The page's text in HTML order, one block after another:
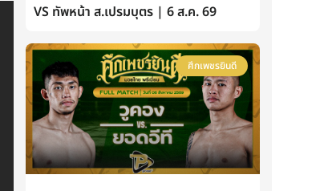
VS ทัพหน้า ส.เปรมบุตร | 6 ส.ค. 69
ศึกเพชรยินดี